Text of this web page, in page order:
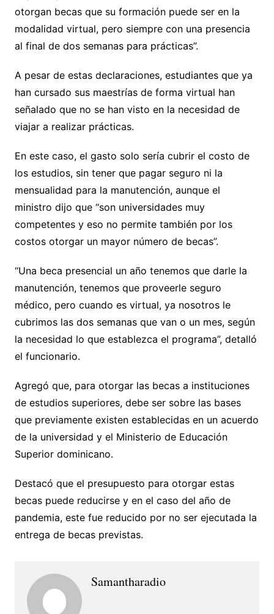
otorgan becas que su formación puede ser en la
modalidad virtual, pero siempre con una presencia
al final de dos semanas para prácticas”.
A pesar de estas declaraciones, estudiantes que ya
han cursado sus maestrías de forma virtual han
señalado que no se han visto en la necesidad de
viajar a realizar prácticas.
En este caso, el gasto solo sería cubrir el costo de
los estudios, sin tener que pagar seguro ni la
mensualidad para la manutención, aunque el
ministro dijo que “son universidades muy
competentes y eso no permite también por los
costos otorgar un mayor número de becas”.
“Una beca presencial un año tenemos que darle la
manutención, tenemos que proveerle seguro
médico, pero cuando es virtual, ya nosotros le
cubrimos las dos semanas que van o un mes, según
la necesidad lo que establezca el programa”, detalló
el funcionario.
Agregó que, para otorgar las becas a instituciones
de estudios superiores, debe ser sobre las bases
que previamente existen establecidas en un acuerdo
de la universidad y el Ministerio de Educación
Superior dominicano.
Destacó que el presupuesto para otorgar estas
becas puede reducirse y en el caso del año de
pandemia, este fue reducido por no ser ejecutada la
entrega de becas previstas.
Samantharadio